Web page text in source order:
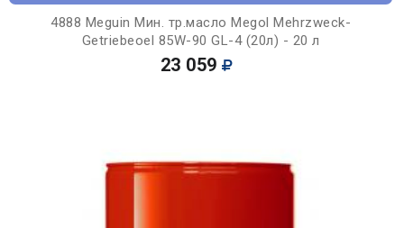
4888 Meguin Мин. тр.масло Megol Mehrzweck-
Getriebeoel 85W-90 GL-4 (20л) - 20 л
23 059